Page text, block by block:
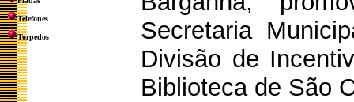
Telefones
Torpedos
Secretaria
Divisão de
Biblioteca de São